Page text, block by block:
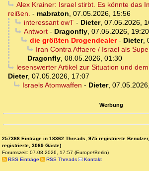
Alex Krainer: Israel stirbt. Es könnte das
reißen. - mabraton, 07.05.2026, 15:56
interessant owT- Dieter, 07.05.2026,
Antwort- Dragonfly, 07.05.2026, 19:20
die größten Drogendealer- Dieter,
Iran Contra Affaere / Israel als
Dragonfly, 08.05.2026, 01:30
lesenswerter Artikel zur Situation und
Dieter, 07.05.2026, 17:07
Israels Atomwaffen - Dieter,
Werbung
257368 Einträge in 18362 Threads, 975 registrierte
registrierte, 3069 Gäste)
Forumszeit: 07.08.2026, 17:57 (Europe/Berlin)
RSS Einträge
RSS Threads Kontakt